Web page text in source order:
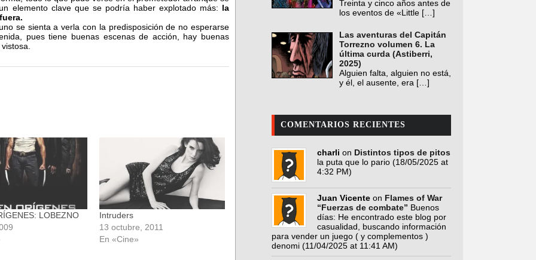
elemento clave que se podría haber explotado más: la
se sienta a verla con la predisposición de no esperarse
pues tiene buenas escenas de acción, hay buenas
LOBEZNO
Intruders
13 octubre, 2011
En «Cine»
Treinta y cinco años antes de
los eventos de «Little […]
Las aventuras del Capitán
Torrezno volumen 6. La
última curda (Astiberri,
2025)
Alguien falta, alguien no está,
y él, el ausente, era […]
COMENTARIOS RECIENTES
charli on Distintos tipos de pitos
la puta que lo pario (18/05/2025 at
4:32 PM)
Juan Vicente on Flames of War
“Fuerzas de combate” Buenos
días: He encontrado este blog por
casualidad, buscando información
para vender un juego ( y complementos )
denomi (11/04/2025 at 11:41 AM)